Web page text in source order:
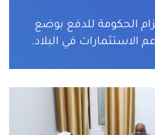
الحكومة للدفع بوضع
الاستثمارات في البلاد.